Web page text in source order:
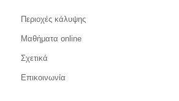
Περιοχές κάλυψης
Μαθήματα online
Σχετικά
Επικοινωνία